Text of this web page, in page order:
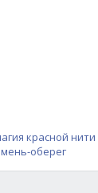
красной нити
оберег